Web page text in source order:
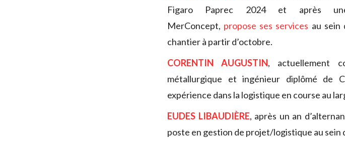
Figaro Paprec 2024 et après
MerConcept, propose ses services au sein
chantier à partir d’octobre.
CORENTIN AUGUSTIN, actuellement
métallurgique et ingénieur diplômé de
expérience dans la logistique en course au
EUDES LIBAUDIÈRE, après un an
poste en gestion de projet/logistique au sein